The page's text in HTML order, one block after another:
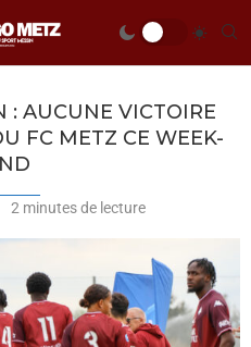
: AUCUNE VICTOIRE
FC METZ CE WEEK-
2 minutes de lecture